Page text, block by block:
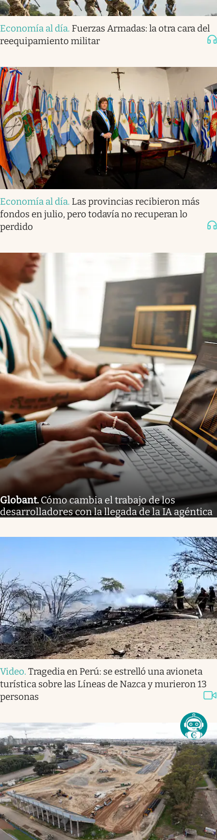
Economía al día. Fuerzas Armadas: la otra cara del
reequipamiento militar
Economía al día. Las provincias recibieron más
fondos en julio, pero todavía no recuperan lo
perdido
Globant. Cómo cambia el trabajo de los
desarrolladores con la llegada de la IA agéntica
Video. Tragedia en Perú: se estrelló una avioneta
turística sobre las Líneas de Nazca y murieron 13
personas